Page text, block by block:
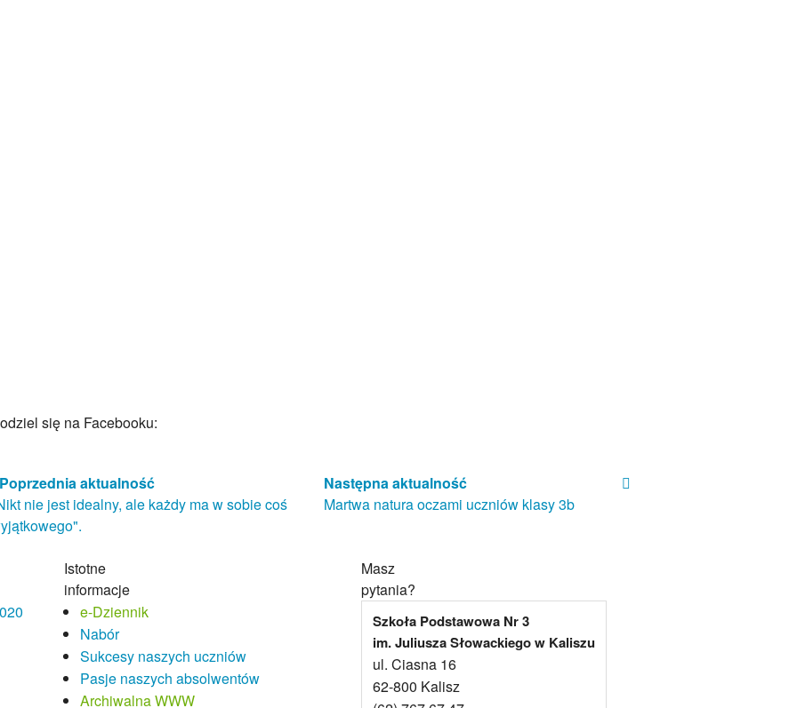
się na Facebooku:
Poprzednia aktualność
nie jest idealny, ale każdy ma w sobie coś
Następna aktualność
Martwa natura oczami uczniów klasy 3b
Istotne
informacje
e-Dziennik
Nabór
Sukcesy naszych uczniów
Pasje naszych absolwentów
Archiwalna WWW
Masz
pytania?
Szkoła Podstawowa Nr 3
im. Juliusza Słowackiego w Kaliszu
ul. Ciasna 16
62-800 Kalisz